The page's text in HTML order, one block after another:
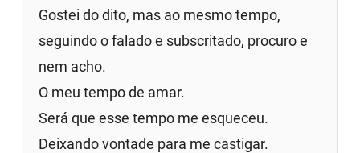
Gostei do dito, mas ao mesmo tempo,
seguindo o falado e subscritado, procuro e
nem acho.
O meu tempo de amar.
Será que esse tempo me esqueceu.
Deixando vontade para me castigar.